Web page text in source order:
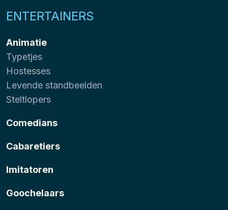
ENTERTAINERS
Animatie
Typetjes
Hostesses
Levende standbeelden
Steltlopers
Comedians
Cabaretiers
Imitatoren
Goochelaars